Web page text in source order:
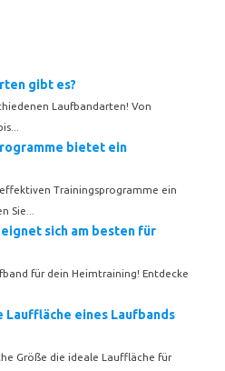
gibt es?
Laufbandarten! Von
bietet ein
Trainingsprogramme ein
Sie...
sich am besten für
für dein Heimtraining! Entdecke
eines Laufbands
Größe die ideale Lauffläche für